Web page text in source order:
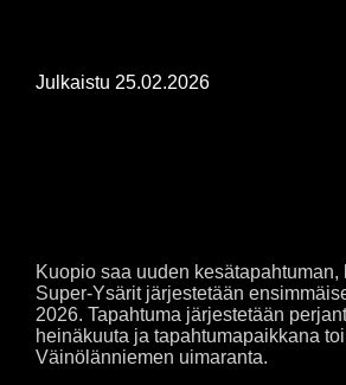
Julkaistu 25.02.2026
Kuopio saa uuden kesätapahtuman,
Super-Ysärit järjestetään
2026. Tapahtuma järjestetään
heinäkuuta ja tapahtumapaikkana
Väinölänniemen uimaranta.